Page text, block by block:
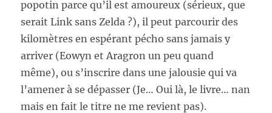
popotin parce qu’il est amoureux (sérieux, que
serait Link sans Zelda ?), il peut parcourir des
kilomètres en espérant pécho sans jamais y
arriver (Eowyn et Aragron un peu quand
même), ou s’inscrire dans une jalousie qui va
l’amener à se dépasser (Je… Oui là, le livre… nan
mais en fait le titre ne me revient pas).